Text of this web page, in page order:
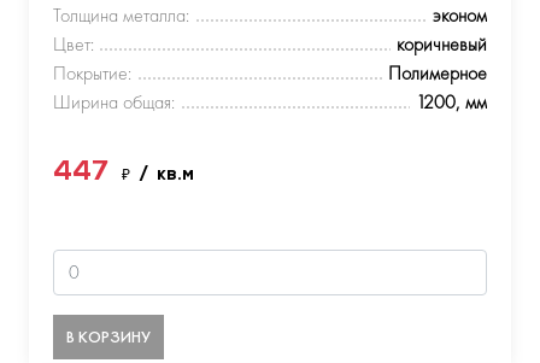
Толщина металла:
эконом
Цвет:
коричневый
Покрытие:
Полимерное
Ширина общая:
1200, мм
447 ₽ / кв.м
В КОРЗИНУ